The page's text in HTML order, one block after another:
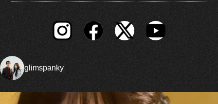
glimspanky